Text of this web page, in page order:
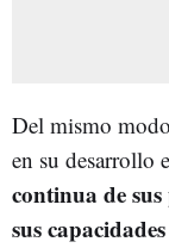
Del mismo
en su desarrollo
continua de
sus